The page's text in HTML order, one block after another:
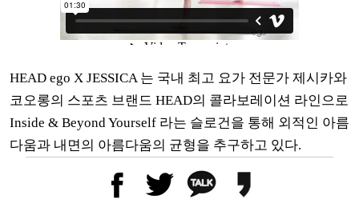
HEAD ego X JESSICA 는 국내 최고 요가 전문가 제시카와
코오롱의 스포츠 브랜드 HEAD의 콜라보레이션 라인으로
Inside & Beyond Yourself 라는 슬로건을 통해 외적인 아름
다움과 내면의 아름다움의 균형을 추구하고 있다.